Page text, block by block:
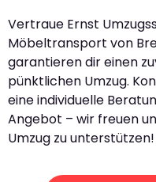
Vertraue Ernst
Möbeltransport von
garantieren dir einen
pünktlichen Umzug.
eine individuelle
Angebot – wir freuen
Umzug zu unterstützen!